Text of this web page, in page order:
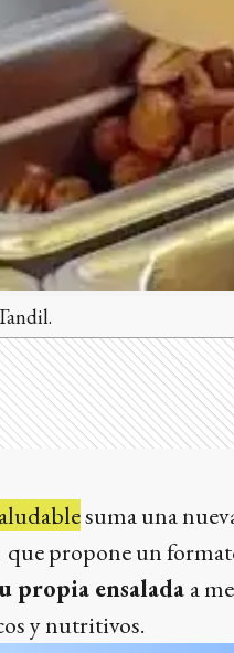
suma una
propone un
propia ensalada a
y nutritivos.